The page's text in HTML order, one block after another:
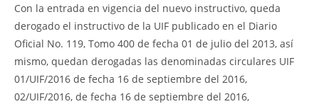
Con la entrada en vigencia del nuevo instructivo, queda
derogado el instructivo de la UIF publicado en el Diario
Oficial No. 119, Tomo 400 de fecha 01 de julio del 2013, así
mismo, quedan derogadas las denominadas circulares UIF
01/UIF/2016 de fecha 16 de septiembre del 2016,
02/UIF/2016, de fecha 16 de septiembre del 2016,